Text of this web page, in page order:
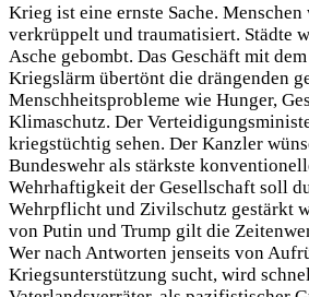
Krieg ist eine ernste Sache. Menschen
verkrüppelt und traumatisiert. Städte
Asche gebombt. Das Geschäft mit
Kriegslärm übertönt die drängenden
Menschheitsprobleme wie Hunger,
Klimaschutz. Der
kriegstüchtig sehen. Der Kanzler
Bundeswehr als stärkste
Wehrhaftigkeit der Gesellschaft soll
Wehrpflicht und Zivilschutz gestärkt
von Putin und Trump gilt die
Wer nach Antworten jenseits von
Kriegsunterstützung sucht, wird